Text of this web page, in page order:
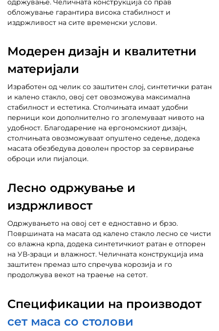
обложување гарантира висока стабилност и
издржливост на сите временски услови.
Модерен дизајн и квалитетни
материјали
Изработен од челик со заштитен слој, синтетички ратан
и калено стакло, овој сет овозможува максимална
стабилност и естетика. Столчињата имаат удобни
перници кои дополнително го зголемуваат нивото на
удобност. Благодарение на ергономскиот дизајн,
столчињата овозможуваат опуштено седење, додека
масата обезбедува доволен простор за сервирање
оброци или пијалоци.
Лесно одржување и
издржливост
Одржувањето на овој сет е едноставно и брзо.
Површината на масата од калено стакло лесно се чисти
со влажна крпа, додека синтетичкиот ратан е отпорен
на УВ-зраци и влажност. Челичната конструкција има
заштитен премаз што спречува корозија и го
продолжува векот на траење на сетот.
Спецификации на производот
сет маса со столови